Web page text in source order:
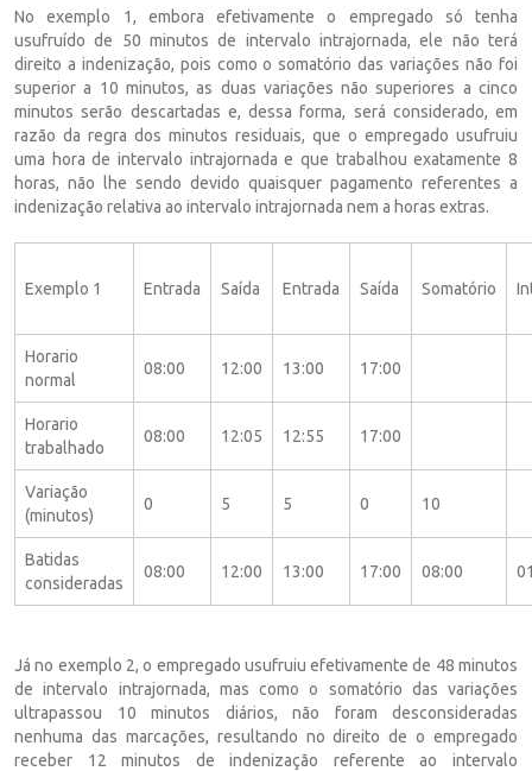
No exemplo 1, embora efetivamente o empregado só tenha
usufruído de 50 minutos de intervalo intrajornada, ele não terá
direito a indenização, pois como o somatório das variações não foi
superior a 10 minutos, as duas variações não superiores a cinco
minutos serão descartadas e, dessa forma, será considerado, em
razão da regra dos minutos residuais, que o empregado usufruiu
uma hora de intervalo intrajornada e que trabalhou exatamente 8
horas, não lhe sendo devido quaisquer pagamento referentes a
indenização relativa ao intervalo intrajornada nem a horas extras.
Exemplo 1 Entrada Saída Entrada Saída Somatório
Horario
normal
08:00 12:00 13:00 17:00
Horario
trabalhado
08:00 12:05 12:55 17:00
Variação
(minutos)
0 5 5 0 10
Batidas
consideradas
08:00 12:00 13:00 17:00 08:00
Já no exemplo 2, o empregado usufruiu efetivamente de 48 minutos
de intervalo intrajornada, mas como o somatório das variações
ultrapassou 10 minutos diários, não foram desconsideradas
nenhuma das marcações, resultando no direito de o empregado
receber 12 minutos de indenização referente ao intervalo